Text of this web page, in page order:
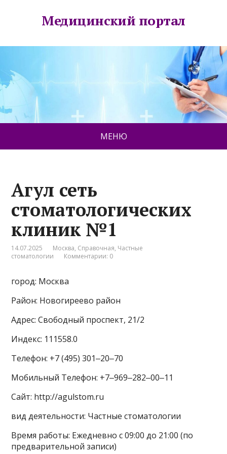
Медицинский портал
МЕНЮ
Агул сеть
стоматологических
клиник №1
14.07.2025 Москва, Справочная, Частные
стоматологии
Комментарии: 0
город: Москва
Район: Новогиреево район
Адрес: Свободный проспект, 21/2
Индекс: 111558.0
Телефон: +7 (495) 301‒20‒70
Мобильный Телефон: +7‒969‒282‒00‒11
Сайт: http://agulstom.ru
вид деятельности: Частные стоматологии
Время работы: Ежедневно с 09:00 до 21:00 (по
предварительной записи)